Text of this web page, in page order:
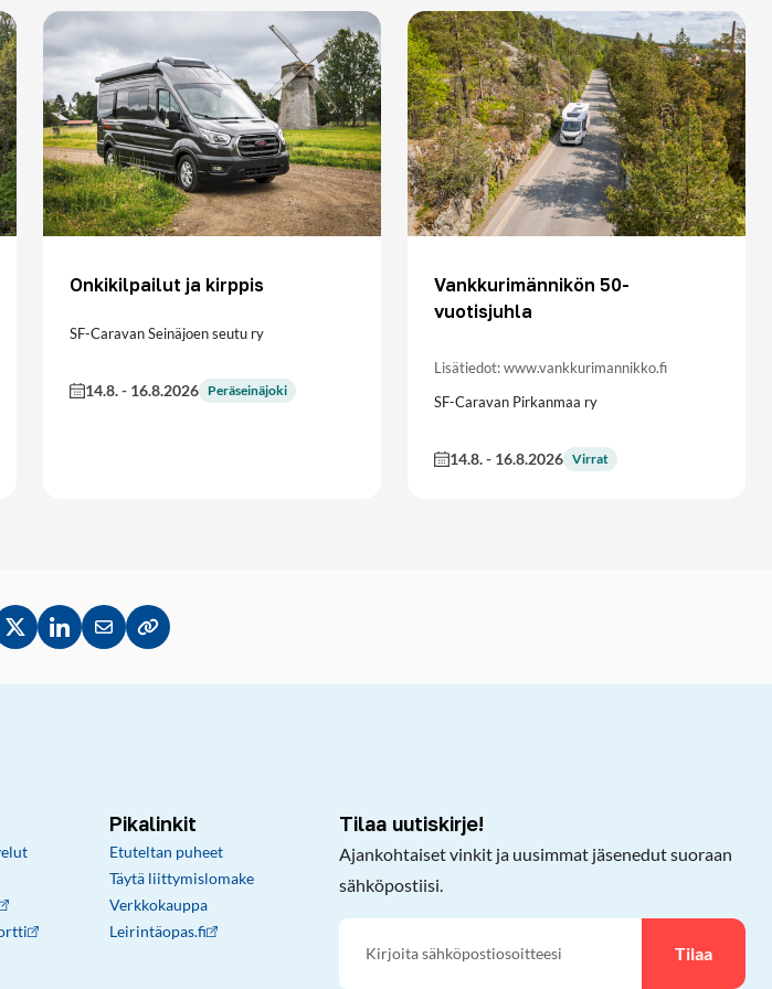
Onkikilpailut ja kirppis
SF-Caravan Seinäjoen seutu ry
14.8.- 16.8.2026 Peräseinäjoki
Vankkurimännikön 50-
vuotisjuhla
Lisätiedot: www.vankkurimannikko.fi
SF-Caravan Pirkanmaa ry
14.8.- 16.8.2026 Virrat
Jaa Twitterissä
Jaa LinkedInissä
Jaa sähköpostitse
Kopioi linkki leikepöydälle
Pikalinkit
Etuteltan puheet
Täytä liittymislomake
Verkkokauppa
Leirintäopas.fi
Tilaa uutiskirje!
Ajankohtaiset vinkit ja uusimmat jäsenedut suoraan
sähköpostiisi.
Tilaa